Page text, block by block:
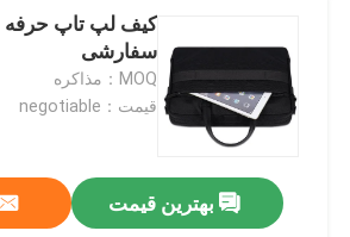
کیف لپ تاپ حرفه
سفارشی
MOQ：مذاکره
قیمت：negotiable
بهترین قیمت